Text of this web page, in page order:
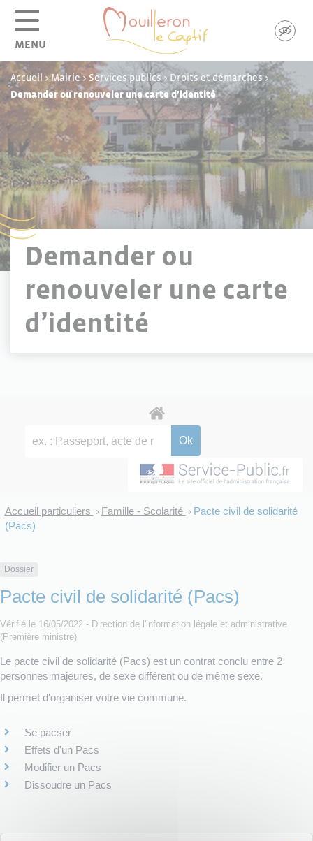
MENU
Accueil >Mairie> Services publics>Droits et démarches>
Demander ou renouveler une carte d’identité
Demander ou
renouveler une carte
d’identité
Accueil particuliers > Famille - Scolarité > Pacte civil de solidarité
(Pacs)
Dossier
Pacte civil de solidarité (Pacs)
Vérifié le 16/05/2022 - Direction de l'information légale et administrative
(Première ministre)
Le pacte civil de solidarité (Pacs) est un contrat conclu entre 2
personnes majeures, de sexe différent ou de même sexe.
Il permet d'organiser votre vie commune.
Se pacser
Effets d'un Pacs
Modifier un Pacs
Dissoudre un Pacs
Panneau de gestion des cookies